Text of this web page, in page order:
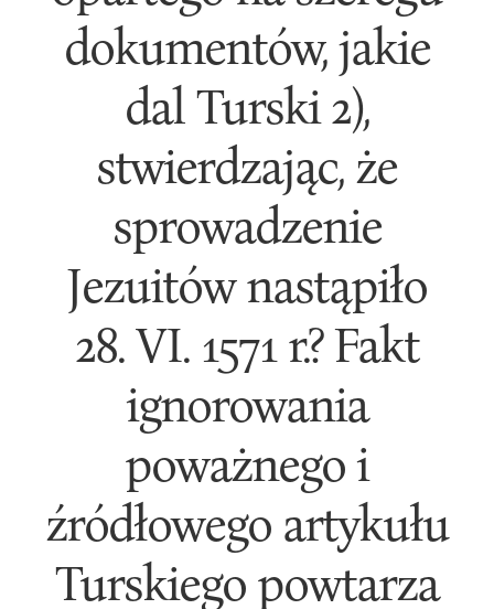
dokumentów, jakie
dal Turski 2),
stwierdzając, że
sprowadzenie
Jezuitów nastąpiło
28. VI. 1571 r.? Fakt
ignorowania
poważnego i
źródłowego artykułu
Turskiego powtarza